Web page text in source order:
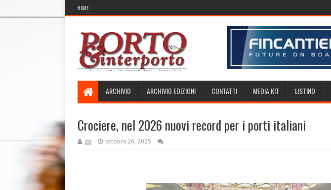
HOME
ARCHIVIO ARCHIVIO EDIZIONI CONTATTI MEDIA KIT LISTINO
Crociere, nel 2026 nuovi record per i porti italiani
gg ottobre 26, 2025